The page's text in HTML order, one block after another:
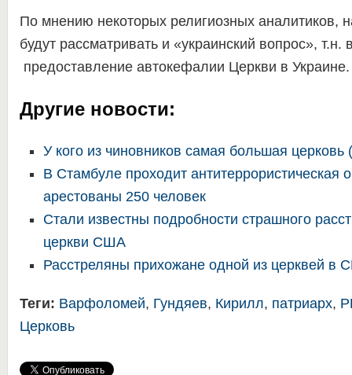
По мнению некоторых религиозных аналитиков,
будут рассматривать и «украинский вопрос», т.н.
предоставление автокефалии Церкви в Украине.
Другие новости:
У кого из чиновников самая большая церковь
В Стамбуле проходит антитеррористическая
арестованы 250 человек
Стали известны подробности страшного
церкви США
Расстреляны прихожане одной из церквей в
Теги: Варфоломей, Гундяев, Кирилл, патриарх,
Церковь